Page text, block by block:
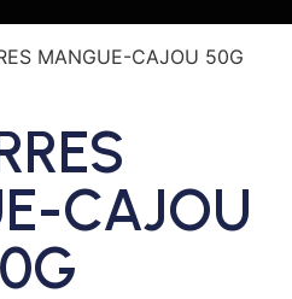
MANGUE-CAJOU 50G
CAJOU